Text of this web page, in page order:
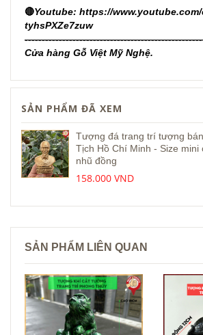
🔴Youtube: https://
tyhsPXZe7zuw
Cửa hàng Gỗ Việt Mỹ Nghệ.
SẢN PHẨM ĐÃ XEM
Tượng đá trang trí tượng
Tịch Hồ Chí Minh - Size mini
nhũ đồng
158.000 VND
SẢN PHẨM LIÊN QUAN